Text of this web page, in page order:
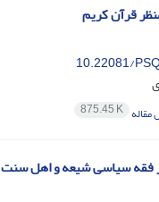
قرآن کریم
10.22081/
875.45 K
فقه سیاسی شیعه و اهل سنت